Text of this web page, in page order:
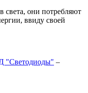
света, они потребляют
ввиду своей
"Светодиоды" –